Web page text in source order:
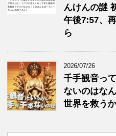
んけんの謎
午後7:57、
ら
2026/07/26
千手観音っ
ないのはな
世界を救う